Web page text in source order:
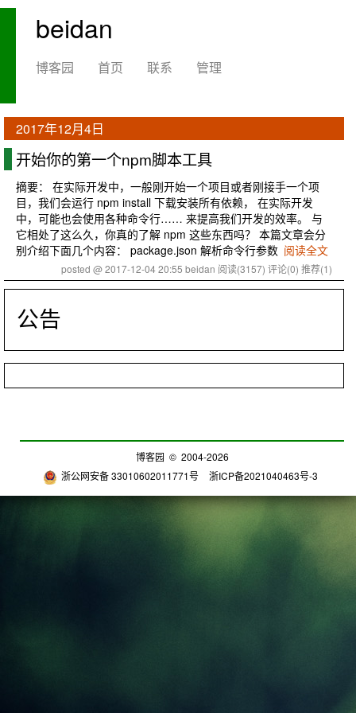
beidan
博客园 首页 联系 管理
2017年12月4日
开始你的第一个npm脚本工具
摘要： 在实际开发中，一般刚开始一个项目或者刚接手一个项
目，我们会运行 npm install 下载安装所有依赖， 在实际开发
中，可能也会使用各种命令行…… 来提高我们开发的效率。 与
它相处了这么久，你真的了解 npm 这些东西吗？ 本篇文章会分
别介绍下面几个内容： package.json 解析命令行参数 阅读全文
posted @ 2017-12-04 20:55 beidan 阅读(3157) 评论(0) 推荐(1)
公告
博客园 © 2004-2026
浙公网安备 33010602011771号
浙ICP备2021040463号-3